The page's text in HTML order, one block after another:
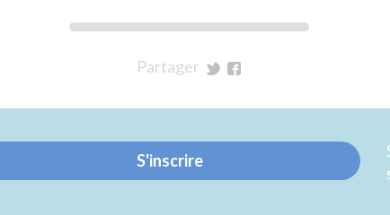
Partager
Twitter
Facebook
S'inscrire